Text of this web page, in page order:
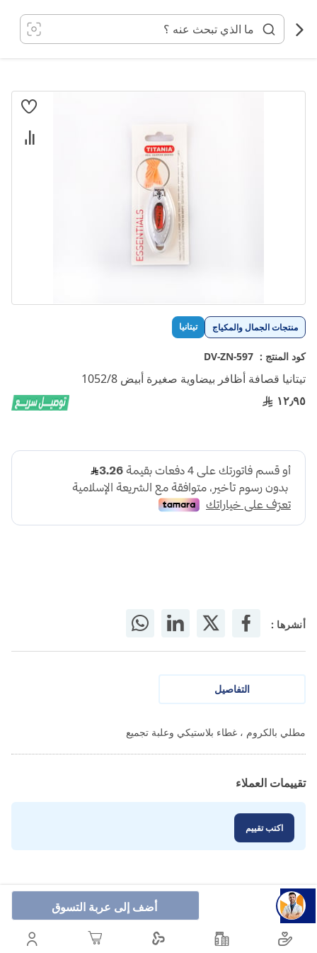
المحتوى
منتجات الجمال والمكياج تيتانيا
كود المنتج : DV-ZN-597
تيتانيا قصافة أظافر بيضاوية صغيرة أبيض 1052/8
١٢٫٩٥
أضف إلى عربة التسوق
أنشرها :
انتقل
تخطي
إلى
بداية
معرض
الصور
التفاصيل
مطلي بالكروم ، غطاء بلاستيكي وعلبة تجميع
تقييمات العملاء
اكتب تقييم